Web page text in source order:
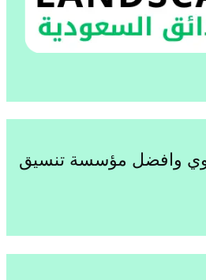
وافضل مؤسسة تنسيق